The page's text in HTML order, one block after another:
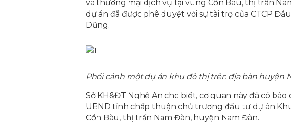
và thương mại dịch vụ tại vùng Cồn Bàu, thị trấn
dự án đã được phê duyệt với sự tài trợ của CTCP
Dũng.
Phối cảnh một dự án khu đô thị trên địa bàn huyện
Sở KH&ĐT Nghệ An cho biết, cơ quan này đã có
UBND tỉnh chấp thuận chủ trương đầu tư dự án
Cồn Bàu, thị trấn Nam Đàn, huyện Nam Đàn.